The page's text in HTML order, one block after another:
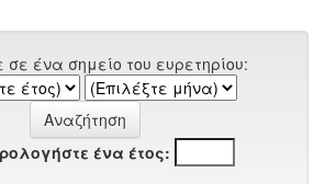
σε ένα σημείο του ευρετηρίου:
ένα έτος: